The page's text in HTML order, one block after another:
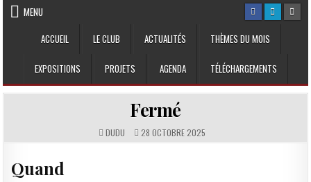
MENU
ACCUEIL
LE CLUB ACTUALITÉS THÈMES DU MOIS
EXPOSITIONS PROJETS AGENDA TÉLÉCHARGEMENTS
Fermé
DUDU 28 OCTOBRE 2025
Quand